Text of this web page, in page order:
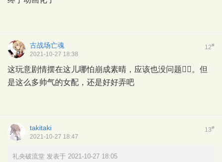
12#
古战场亡魂
2021-10-27 18:38
这玩意剧情摆在这儿哪怕崩成素晴，应该也没问题👌🏻。但
是这么多帅气的女配，还是好好弄吧
13#
takitaki
2021-10-27 18:47
礼央破流堂 发表于 2021-10-27 18:05